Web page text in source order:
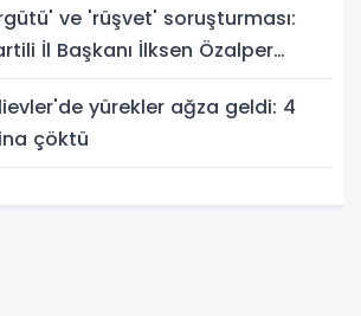
ve 'rüşvet' soruşturması:
İl Başkanı İlksen Özalper
yürekler ağza geldi: 4
çöktü